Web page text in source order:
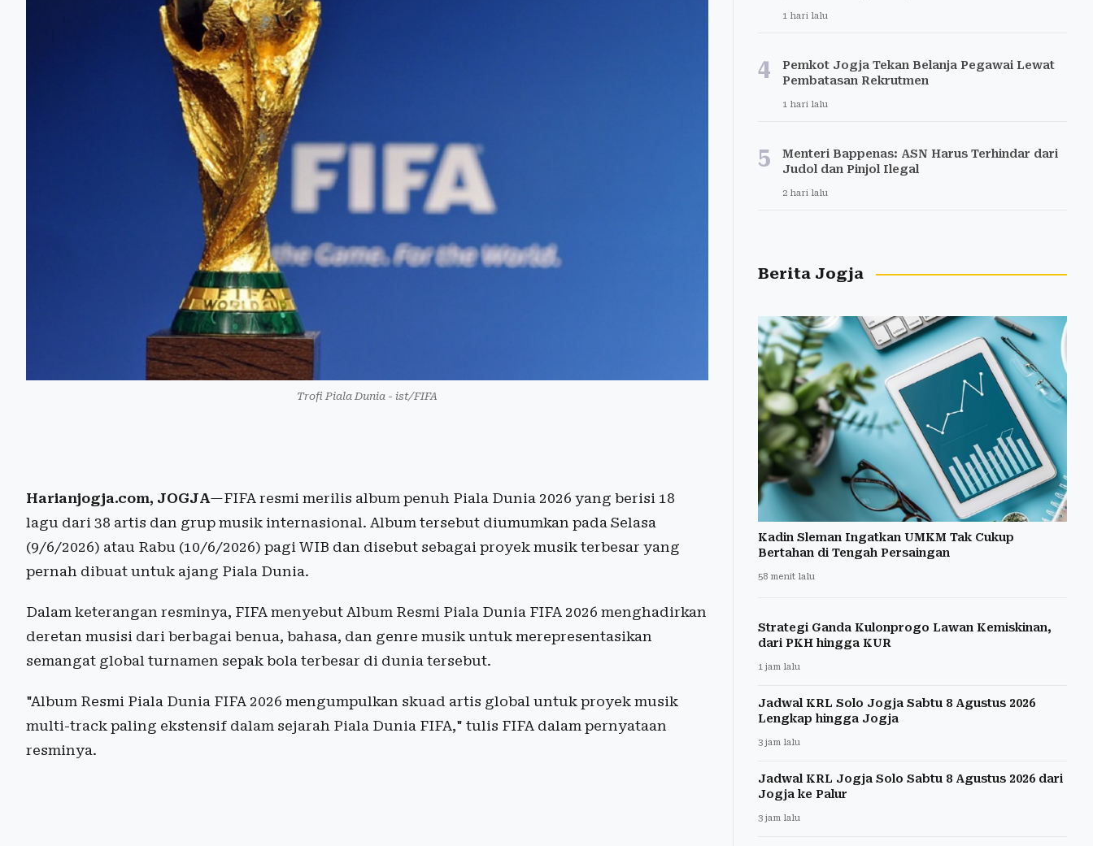
Trofi Piala Dunia - ist/FIFA
Harianjogja.com, JOGJA—FIFA resmi merilis album penuh Piala Dunia 2026 yang berisi 18
lagu dari 38 artis dan grup musik internasional. Album tersebut diumumkan pada Selasa
(9/6/2026) atau Rabu (10/6/2026) pagi WIB dan disebut sebagai proyek musik terbesar yang
pernah dibuat untuk ajang Piala Dunia.
Dalam keterangan resminya, FIFA menyebut Album Resmi Piala Dunia FIFA 2026 menghadirkan
deretan musisi dari berbagai benua, bahasa, dan genre musik untuk merepresentasikan
semangat global turnamen sepak bola terbesar di dunia tersebut.
"Album Resmi Piala Dunia FIFA 2026 mengumpulkan skuad artis global untuk proyek musik
multi-track paling ekstensif dalam sejarah Piala Dunia FIFA," tulis FIFA dalam pernyataan
resminya.
1 hari lalu
4
Pemkot Jogja Tekan Belanja Pegawai Lewat
Pembatasan Rekrutmen
1 hari lalu
5
Menteri Bappenas: ASN Harus Terhindar dari
Judol dan Pinjol Ilegal
2 hari lalu
Berita Jogja
Kadin Sleman Ingatkan UMKM Tak Cukup
Bertahan di Tengah Persaingan
58 menit lalu
Strategi Ganda Kulonprogo Lawan Kemiskinan,
dari PKH hingga KUR
1 jam lalu
Jadwal KRL Solo Jogja Sabtu 8 Agustus 2026
Lengkap hingga Jogja
3 jam lalu
Jadwal KRL Jogja Solo Sabtu 8 Agustus 2026 dari
Jogja ke Palur
3 jam lalu